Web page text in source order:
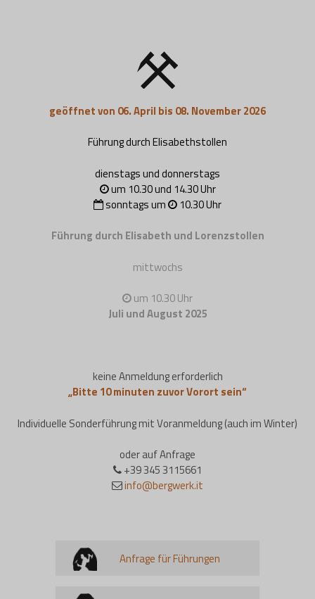
geöffnet von 06. April bis 08. November 2026
Führung durch Elisabethstollen
dienstags und donnerstags
um 10.30 und 14.30 Uhr
sonntags um
10.30 Uhr
Führung durch Elisabeth und Lorenzstollen
mittwochs
um 10.30 Uhr
Juli und August 2025
keine Anmeldung erforderlich
„Bitte 10 minuten zuvor Vorort sein“
Individuelle Sonderführung mit Voranmeldung (auch im Winter)
oder auf Anfrage
+39 345 3115661
info@bergwerk.it
Anfrage für Führungen